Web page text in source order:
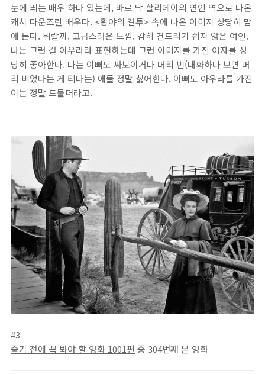
눈에 띄는 배우 하나 있는데, 바로 닥 할리데이의 연인 역으로 나온
캐시 다운즈란 배우다. <황야의 결투> 속에 나온 이미지 상당히 맘
에 든다. 뭐랄까. 고급스러운 느낌. 감히 건드리기 쉽지 않은 여인.
나는 그런 걸 아우라라 표현하는데 그런 이미지를 가진 여자를 상
당히 좋아한다. 나는 이뻐도 싸보이거나 머리 빈(대화하다 보면 머
리 비었다는 게 티나는) 애들 정말 싫어한다. 이뻐도 아우라를 가진
이는 정말 드물더라고.
#3
죽기 전에 꼭 봐야 할 영화 1001편 중 304번째 본 영화